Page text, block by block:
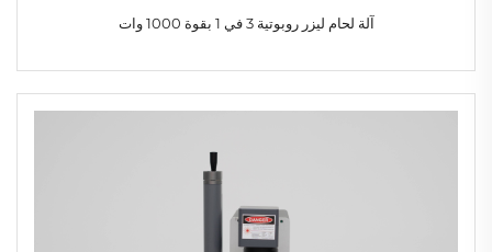
آلة لحام ليزر روبوتية 3 في 1 بقوة 1000 وات